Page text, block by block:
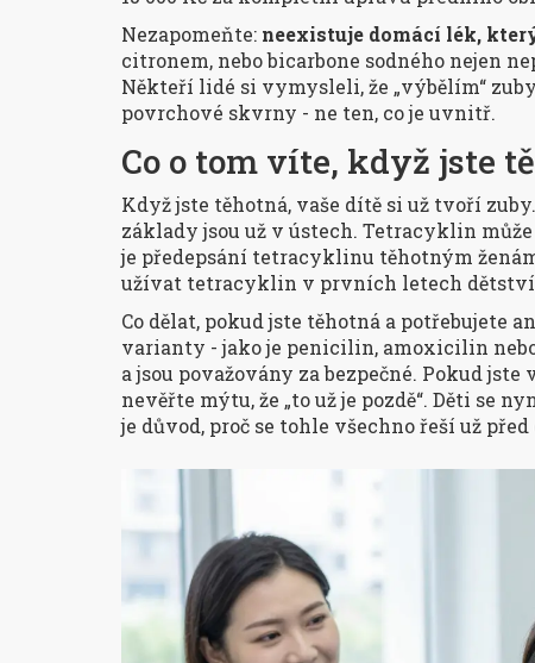
Nezapomeňte: neexistuje domácí lék,
citronem, nebo bicarbone sodného nejen
Někteří lidé si vymysleli, že „výbělím“
povrchové skvrny - ne ten, co je uvnitř.
Co o tom víte, když jste
Když jste těhotná, vaše dítě si už tvoří
základy jsou už v ústech. Tetracyklin
je předepsání tetracyklinu těhotným
užívat tetracyklin v prvních letech dětství
Co dělat, pokud jste těhotná a potřebujete
varianty - jako je penicilin, amoxicilin
a jsou považovány za bezpečné. Pokud
nevěřte mýtu, že „to už je pozdě“. Děti se
je důvod, proč se tohle všechno řeší už